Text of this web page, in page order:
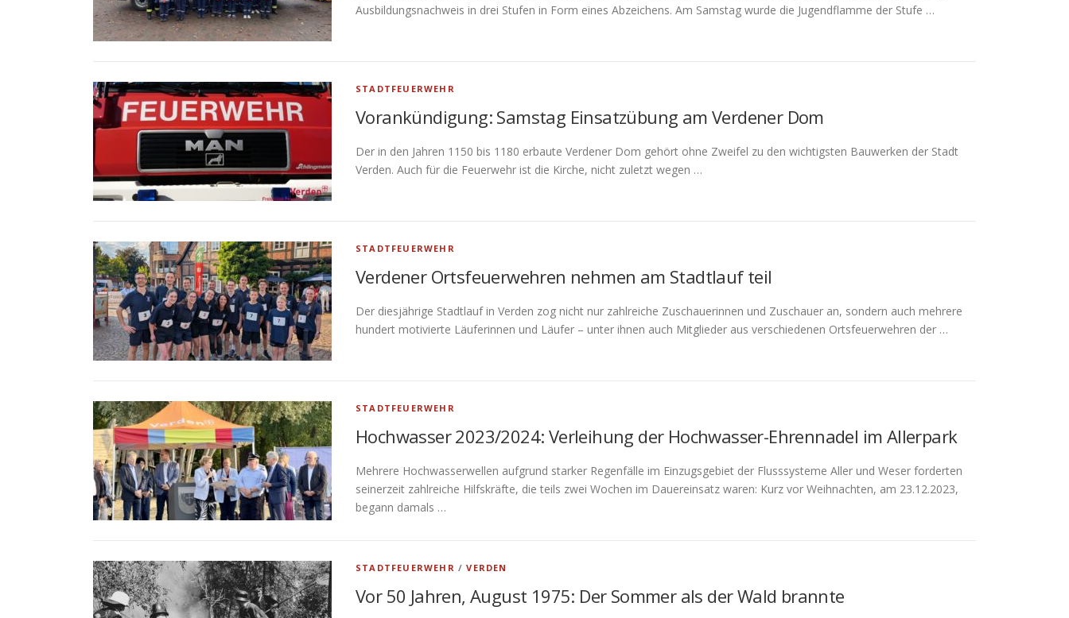
Ausbildungsnachweis in drei Stufen in Form eines Abzeichens. Am Samstag wurde die Jugendflamme der Stufe …
STADTFEUERWEHR
Vorankündigung: Samstag Einsatzübung am Verdener Dom
Der in den Jahren 1150 bis 1180 erbaute Verdener Dom gehört ohne Zweifel zu den wichtigsten Bauwerken der Stadt
Verden. Auch für die Feuerwehr ist die Kirche, nicht zuletzt wegen …
STADTFEUERWEHR
Verdener Ortsfeuerwehren nehmen am Stadtlauf teil
Der diesjährige Stadtlauf in Verden zog nicht nur zahlreiche Zuschauerinnen und Zuschauer an, sondern auch mehrere
hundert motivierte Läuferinnen und Läufer – unter ihnen auch Mitglieder aus verschiedenen Ortsfeuerwehren der …
STADTFEUERWEHR
Hochwasser 2023/2024: Verleihung der Hochwasser-Ehrennadel im Allerpark
Mehrere Hochwasserwellen aufgrund starker Regenfälle im Einzugsgebiet der Flusssysteme Aller und Weser forderten
seinerzeit zahlreiche Hilfskräfte, die teils zwei Wochen im Dauereinsatz waren: Kurz vor Weihnachten, am 23.12.2023,
begann damals …
STADTFEUERWEHR /VERDEN
Vor 50 Jahren, August 1975: Der Sommer als der Wald brannte